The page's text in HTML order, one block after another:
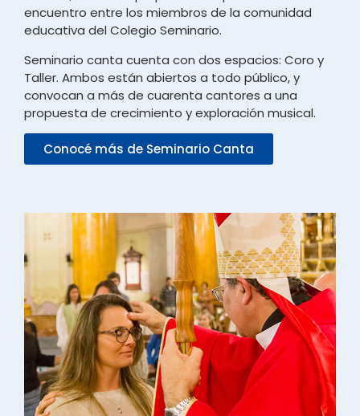
encuentro entre los miembros de la comunidad
educativa del Colegio Seminario.
Seminario canta cuenta con dos espacios: Coro y
Taller. Ambos están abiertos a todo público, y
convocan a más de cuarenta cantores a una
propuesta de crecimiento y exploración musical.
Conocé más de Seminario Canta